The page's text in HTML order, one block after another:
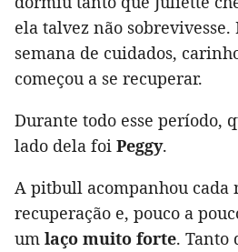
ela talvez não
semana de cuidados,
começou a se recuperar.
Durante todo esse período,
lado dela foi Peggy.
A pitbull acompanhou cada
recuperação e, pouco a
um laço muito forte. Tanto